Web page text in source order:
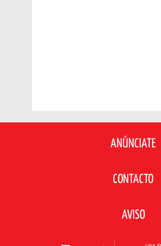
ANÚNCIATE
CONTACTO
AVISO